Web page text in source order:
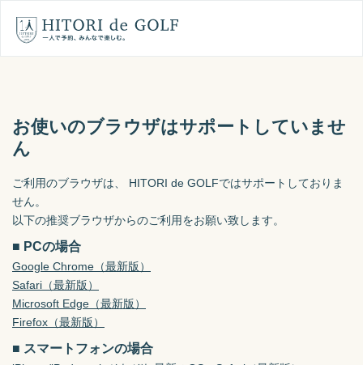
お使いのブラウザはサポートしていませ
ん
ご利用のブラウザは、 HITORI de GOLFではサポートしておりま
せん。
以下の推奨ブラウザからのご利用をお願い致します。
■ PCの場合
Google Chrome（最新版）
Safari（最新版）
Microsoft Edge（最新版）
Firefox（最新版）
■ スマートフォンの場合